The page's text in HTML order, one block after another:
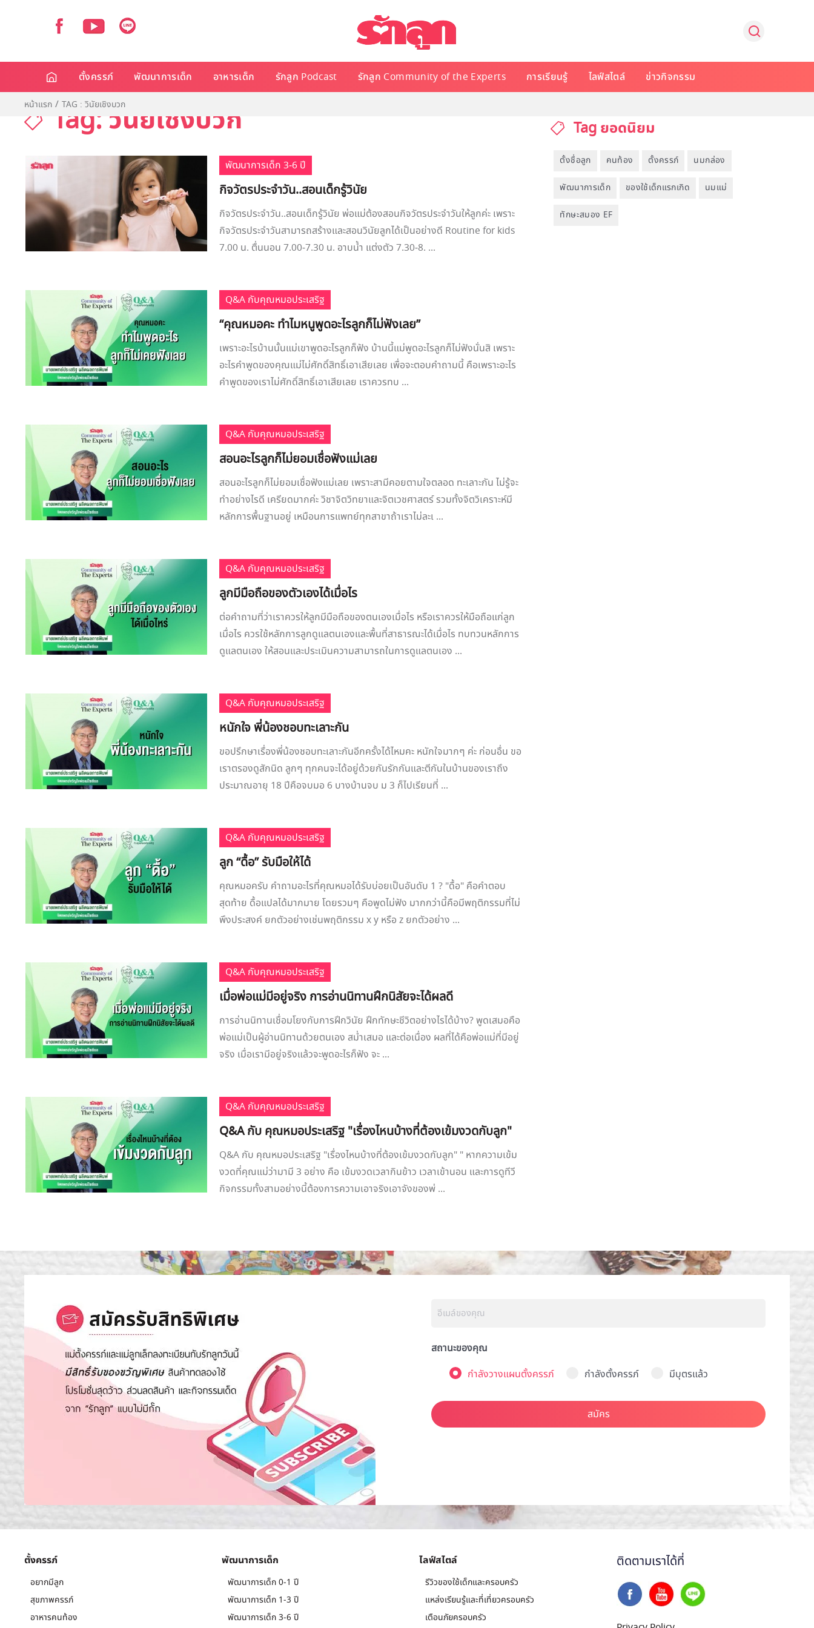
ตั้งครรภ์ พัฒนาการเด็ก อาหารเด็ก รักลูก Podcast รักลูก Community of the Experts การเรียนรู้ ไลฟ์สไตล์ ข่าวกิจกรรม
หน้าแรก TAG : วินัยเชิงบวก
Tag: วินัยเชิงบวก
พัฒนาการเด็ก 3-6 ปี
กิจวัตรประจำวัน..สอนเด็กรู้วินัย
กิจวัตรประจำวัน..สอนเด็กรู้วินัย พ่อแม่ต้องสอนกิจวัตรประจำวันให้ลูกค่ะ เพราะ
กิจวัตรประจำวันสามารถสร้างและสอนวินัยลูกได้เป็นอย่างดี Routine for kids
7.00 น. ตื่นนอน 7.00-7.30 น. อาบน้ำ แต่งตัว 7.30-8. ...
Q&A กับคุณหมอประเสริฐ
“คุณหมอคะ ทำไมหนูพูดอะไรลูกก็ไม่ฟังเลย”
เพราะอะไรบ้านนั้นแม่เขาพูดอะไรลูกก็ฟัง บ้านนี้แม่พูดอะไรลูกก็ไม่ฟังนั่นสิ เพราะ
อะไรคำพูดของคุณแม่ไม่ศักดิ์สิทธิ์เอาเสียเลย เพื่อจะตอบคำถามนี้ คือเพราะอะไร
คำพูดของเราไม่ศักดิ์สิทธิ์เอาเสียเลย เราควรทบ ...
Q&A กับคุณหมอประเสริฐ
สอนอะไรลูกก็ไม่ยอมเชื่อฟังแม่เลย
สอนอะไรลูกก็ไม่ยอมเชื่อฟังแม่เลย เพราะสามีคอยตามใจตลอด ทะเลาะกัน ไม่รู้จะ
ทำอย่างไรดี เครียดมากค่ะ วิชาจิตวิทยาและจิตเวชศาสตร์ รวมทั้งจิตวิเคราะห์มี
หลักการพื้นฐานอยู่ เหมือนการแพทย์ทุกสาขาถ้าเราไม่ละเ ...
Q&A กับคุณหมอประเสริฐ
ลูกมีมือถือของตัวเองได้เมื่อไร
ต่อคำถามที่ว่าเราควรให้ลูกมีมือถือของตนเองเมื่อไร หรือเราควรให้มือถือแก่ลูก
เมื่อไร ควรใช้หลักการลูกดูแลตนเองและพื้นที่สาธารณะได้เมื่อไร ทบทวนหลักการ
ดูแลตนเอง ให้สอนและประเมินความสามารถในการดูแลตนเอง ...
Q&A กับคุณหมอประเสริฐ
หนักใจ พี่น้องชอบทะเลาะกัน
ขอปรึกษาเรื่องพี่น้องชอบทะเลาะกันอีกครั้งได้ไหมคะ หนักใจมากๆ ค่ะ ก่อนอื่น ขอ
เราตรองดูสักนิด ลูกๆ ทุกคนจะได้อยู่ด้วยกันรักกันและตีกันในบ้านของเราถึง
ประมาณอายุ 18 ปีคือจบมอ 6 บางบ้านจบ ม 3 ก็ไปเรียนที่ ...
Q&A กับคุณหมอประเสริฐ
ลูก “ดื้อ” รับมือให้ได้
คุณหมอครับ คำถามอะไรที่คุณหมอได้รับบ่อยเป็นอันดับ 1 ? "ดื้อ" คือคำตอบ
สุดท้าย ดื้อแปลได้มากมาย โดยรวมๆ คือพูดไม่ฟัง มากกว่านี้คือมีพฤติกรรมที่ไม่
พึงประสงค์ ยกตัวอย่างเช่นพฤติกรรม x y หรือ z ยกตัวอย่าง ...
Q&A กับคุณหมอประเสริฐ
เมื่อพ่อแม่มีอยู่จริง การอ่านนิทานฝึกนิสัยจะได้ผลดี
การอ่านนิทานเชื่อมโยงกับการฝึกวินัย ฝึกทักษะชีวิตอย่างไรได้บ้าง? พูดเสมอคือ
พ่อแม่เป็นผู้อ่านนิทานด้วยตนเอง สม่ำเสมอ และต่อเนื่อง ผลที่ได้คือพ่อแม่ที่มีอยู่
จริง เมื่อเรามีอยู่จริงแล้วจะพูดอะไรก็ฟัง จะ ...
Q&A กับคุณหมอประเสริฐ
Q&A กับ คุณหมอประเสริฐ "เรื่องไหนบ้างที่ต้องเข้มงวดกับลูก"
Q&A กับ คุณหมอประเสริฐ "เรื่องไหนบ้างที่ต้องเข้มงวดกับลูก" " หากความเข้ม
งวดที่คุณแม่ว่ามามี 3 อย่าง คือ เข้มงวดเวลากินข้าว เวลาเข้านอน และการดูทีวี
กิจกรรมทั้งสามอย่างนี้ต้องการความเอาจริงเอาจังของพ่ ...
Tag ยอดนิยม
ตั้งชื่อลูก คนท้อง ตั้งครรภ์ นมกล่อง
พัฒนาการเด็ก ของใช้เด็กแรกเกิด นมแม่
ทักษะสมอง EF
สถานะของคุณ
กำลังวางแผนตั้งครรภ์
กำลังตั้งครรภ์ มีบุตรแล้ว
สมัคร
ตั้งครรภ์
อยากมีลูก
สุขภาพครรภ์
อาหารคนท้อง
พัฒนาการเด็ก
พัฒนาการเด็ก 0-1 ปี
พัฒนาการเด็ก 1-3 ปี
พัฒนาการเด็ก 3-6 ปี
ไลฟ์สไตล์
รีวิวของใช้เด็กและครอบครัว
แหล่งเรียนรู้และที่เที่ยวครอบครัว
เตือนภัยครอบครัว
ติดตามเราได้ที่